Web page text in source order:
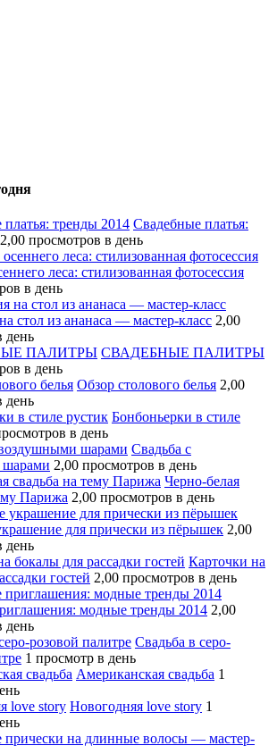
Свадебные платья:
2,00 просмотров в день
леса: стилизованная фотосессия
в день
стол из ананаса — мастер-класс 2,00
день
СВАДЕБНЫЕ ПАЛИТРЫ
в день
Обзор столового белья 2,00
день
Бонбоньерки в стиле
в день
Свадьба с
2,00 просмотров в день
Черно-белая
Парижа 2,00 просмотров в день
для прически из пёрышек 2,00
день
Карточки на
гостей 2,00 просмотров в день
модные тренды 2014 2,00
день
Свадьба в серо-
1 просмотр в день
Американская свадьба 1
Новогодняя love story 1